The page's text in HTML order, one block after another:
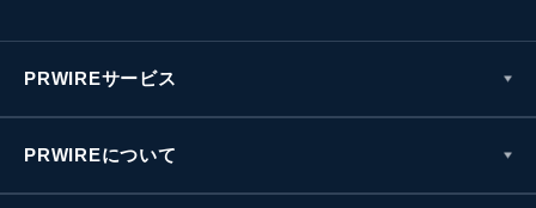
PRWIREサービス
PRWIREについて